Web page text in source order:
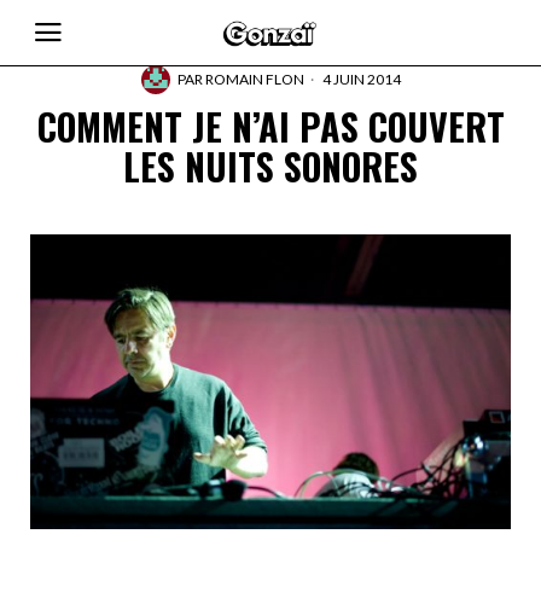
PARROMAIN FLON 4 JUIN 2014
COMMENT JE N’AI PAS COUVERT
LES NUITS SONORES